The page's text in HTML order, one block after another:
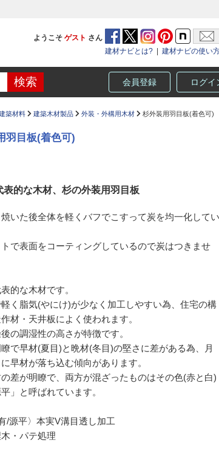
ようこそ ゲスト さん
建材ナビとは?
建材ナビの使い
会員登録 ログイ
築材料 建築木材製品 外装・外構用木材 杉外装用羽目板(着色可)
羽目板(着色可)
表的な木材、杉の外装用羽目板
いた後全体を軽くバフでこすって炭を均一化してい
トで表面をコーティングしているので炭はつきませ
的な木材です。
く脂気(やにけ)が少なく加工しやすい為、住宅の構
材・天井板によく使われます。
の調湿性の高さが特徴です。
で早材(夏目)と晩材(冬目)の堅さに差がある為、月
早材が落ち込む傾向があります。
差が明瞭で、両方が混ざったものはその色(赤と白)
」と呼ばれています。
/源平〉本実V溝目透し加工
・パテ処理